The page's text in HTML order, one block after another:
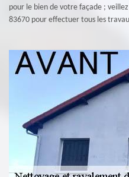
pour le bien de votre façade ;
83670 pour effectuer tous les